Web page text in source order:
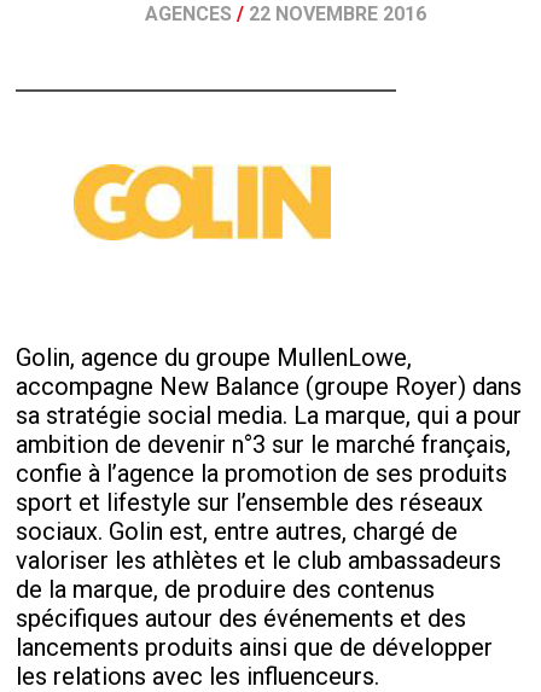
AGENCES / 22 NOVEMBRE 2016
Golin, agence du groupe MullenLowe,
accompagne New Balance (groupe Royer) dans
sa stratégie social media. La marque, qui a pour
ambition de devenir n°3 sur le marché français,
confie à l’agence la promotion de ses produits
sport et lifestyle sur l’ensemble des réseaux
sociaux. Golin est, entre autres, chargé de
valoriser les athlètes et le club ambassadeurs
de la marque, de produire des contenus
spécifiques autour des événements et des
lancements produits ainsi que de développer
les relations avec les influenceurs.